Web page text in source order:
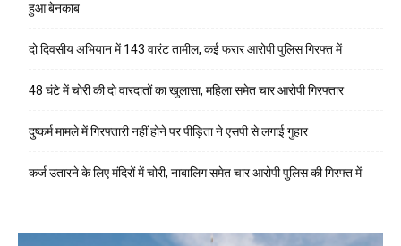
हुआ बेनकाब
दो दिवसीय अभियान में 143 वारंट तामील, कई फरार आरोपी पुलिस गिरफ्त में
48 घंटे में चोरी की दो वारदातों का खुलासा, महिला समेत चार आरोपी गिरफ्तार
दुष्कर्म मामले में गिरफ्तारी नहीं होने पर पीड़िता ने एसपी से लगाई गुहार
कर्ज उतारने के लिए मंदिरों में चोरी, नाबालिग समेत चार आरोपी पुलिस की गिरफ्त में